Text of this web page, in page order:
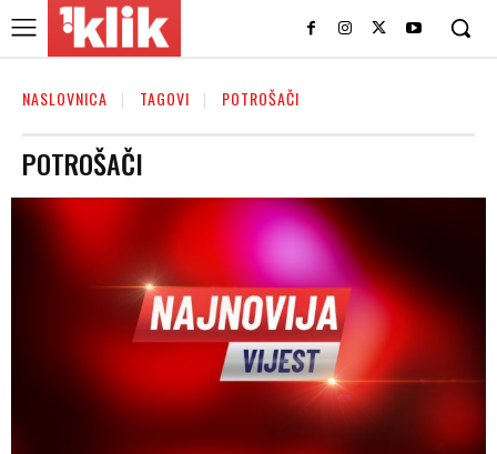
NASLOVNICA TAGOVI POTROŠAČI
POTROŠAČI